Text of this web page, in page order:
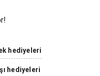
hediyeleri
hediyeleri